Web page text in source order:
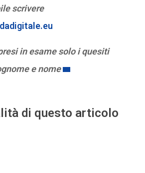
scrivere
in esame solo i quesiti
e nome
di questo articolo